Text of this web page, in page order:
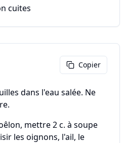
cuites
Copier
dans l'eau salée. Ne
mettre 2 c. à soupe
les oignons, l'ail, le